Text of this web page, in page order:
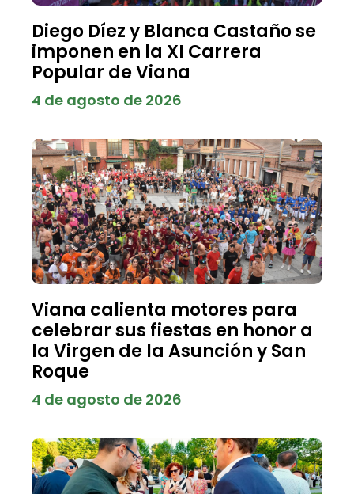
Diego Díez y Blanca Castaño se
imponen en la XI Carrera
Popular de Viana
4 de agosto de 2026
Viana calienta motores para
celebrar sus fiestas en honor a
la Virgen de la Asunción y San
Roque
4 de agosto de 2026